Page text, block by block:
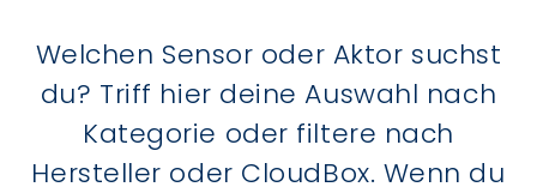
Welchen Sensor oder Aktor suchst
du? Triff hier deine Auswahl nach
Kategorie oder filtere nach
Hersteller oder CloudBox. Wenn du